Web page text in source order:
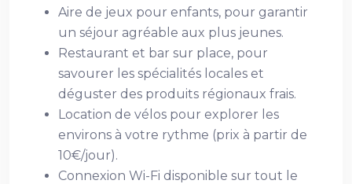
Aire de jeux pour enfants, pour garantir
un séjour agréable aux plus jeunes.
Restaurant et bar sur place, pour
savourer les spécialités locales et
déguster des produits régionaux frais.
Location de vélos pour explorer les
environs à votre rythme (prix à partir de
10€/jour).
Connexion Wi-Fi disponible sur tout le